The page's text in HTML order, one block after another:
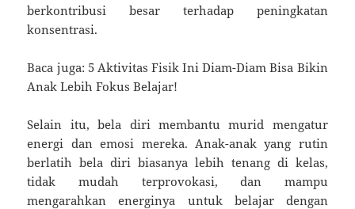
berkontribusi besar terhadap peningkatan
konsentrasi.
Baca juga: 5 Aktivitas Fisik Ini Diam-Diam Bisa Bikin
Anak Lebih Fokus Belajar!
Selain itu, bela diri membantu murid mengatur
energi dan emosi mereka. Anak-anak yang rutin
berlatih bela diri biasanya lebih tenang di kelas,
tidak mudah terprovokasi, dan mampu
mengarahkan energinya untuk belajar dengan